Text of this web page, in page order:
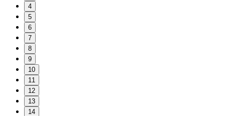
4
5
6
7
8
9
10
11
12
13
14